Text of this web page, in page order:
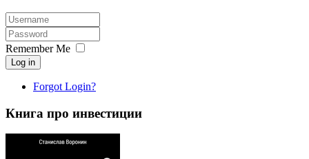
Remember Me
Log in
Forgot Login?
Книга про инвестиции